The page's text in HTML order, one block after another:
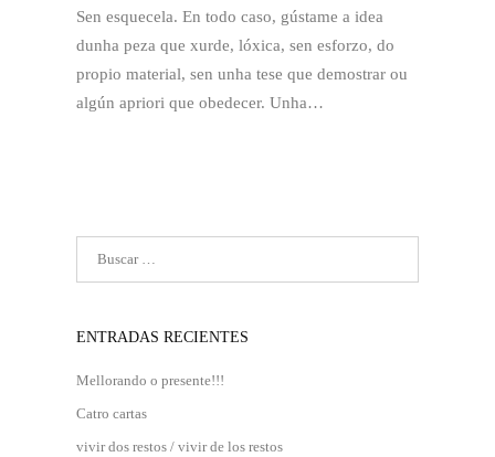
Sen esquecela. En todo caso, gústame a idea
dunha peza que xurde, lóxica, sen esforzo, do
propio material, sen unha tese que demostrar ou
algún apriori que obedecer. Unha…
ENTRADAS RECIENTES
Mellorando o presente!!!
Catro cartas
vivir dos restos / vivir de los restos